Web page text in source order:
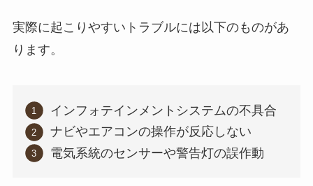
実際に起こりやすいトラブルには以下のものがあ
ります。
インフォテインメントシステムの不具合
ナビやエアコンの操作が反応しない
電気系統のセンサーや警告灯の誤作動